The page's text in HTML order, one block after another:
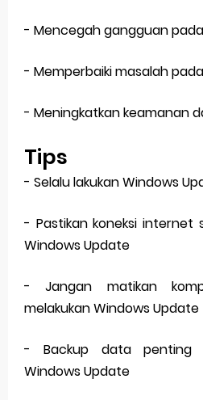
- Mencegah gangguan
- Memperbaiki masalah
- Meningkatkan keamanan
Tips
- Selalu lakukan Windows
- Pastikan koneksi internet
Windows Update
- Jangan matikan
melakukan Windows Update
- Backup data penting
Windows Update